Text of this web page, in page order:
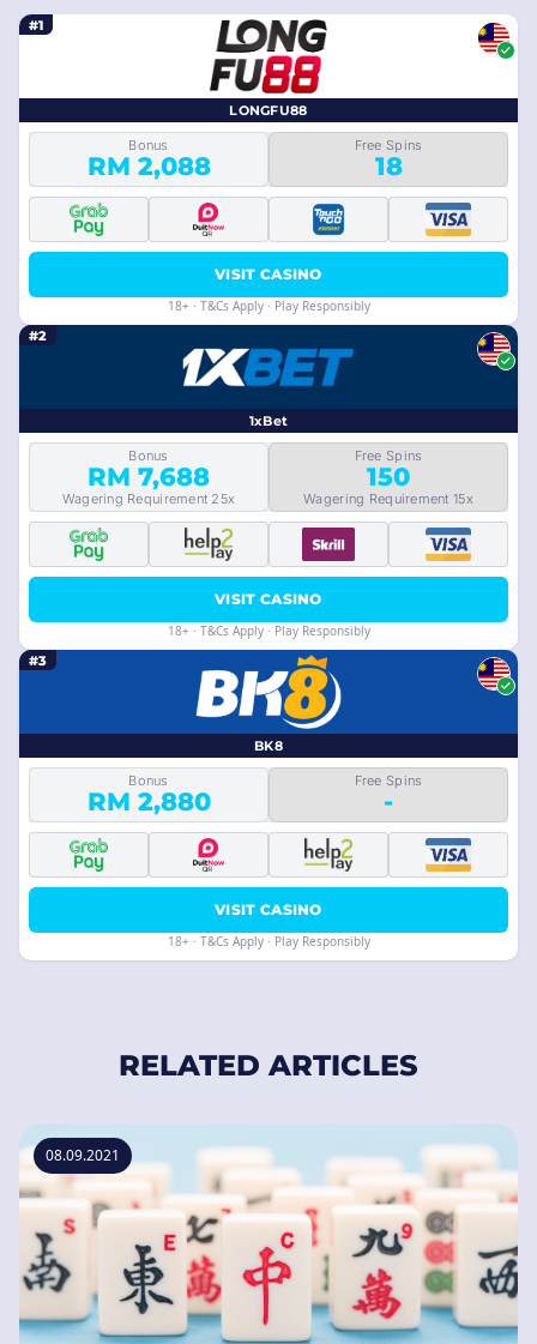
#1
LONGFU88
Bonus
RM 2,088
Free Spins
18
VISIT CASINO
18+ · T&Cs Apply · Play Responsibly
#2
1xBet
Bonus
RM 7,688
Wagering Requirement 25x
Free Spins
150
Wagering Requirement 15x
VISIT CASINO
18+ · T&Cs Apply · Play Responsibly
#3
BK8
Bonus
RM 2,880
Free Spins
-
VISIT CASINO
18+ · T&Cs Apply · Play Responsibly
RELATED ARTICLES
08.09.2021